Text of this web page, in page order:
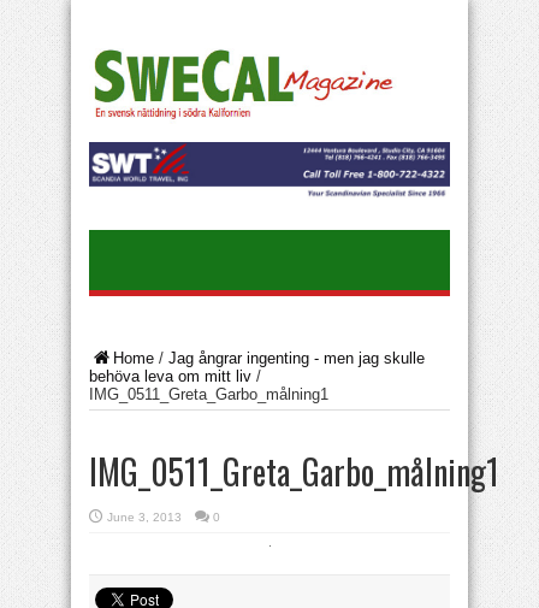
Home / Jag ångrar ingenting - men jag skulle
behöva leva om mitt liv /
IMG_0511_Greta_Garbo_målning1
IMG_0511_Greta_Garbo_målning1
June 3, 2013 0